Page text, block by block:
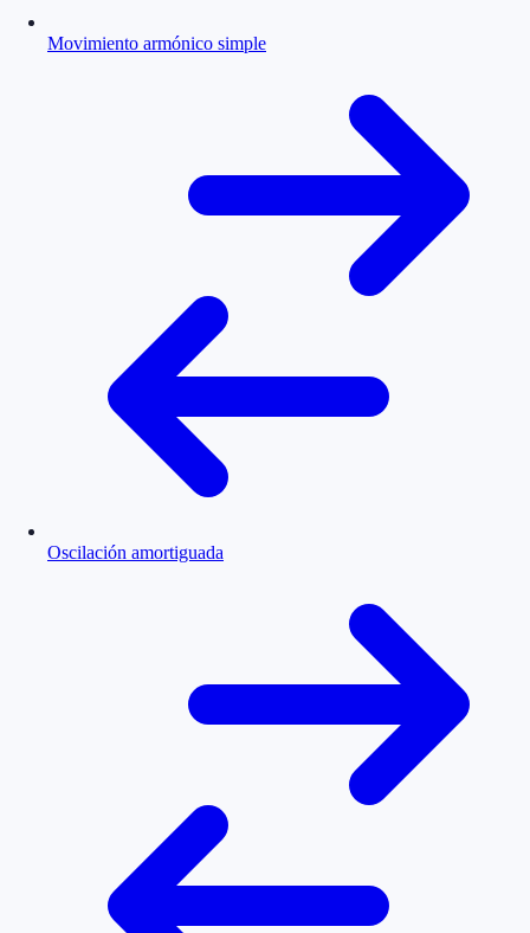
Movimiento armónico simple
Oscilación amortiguada